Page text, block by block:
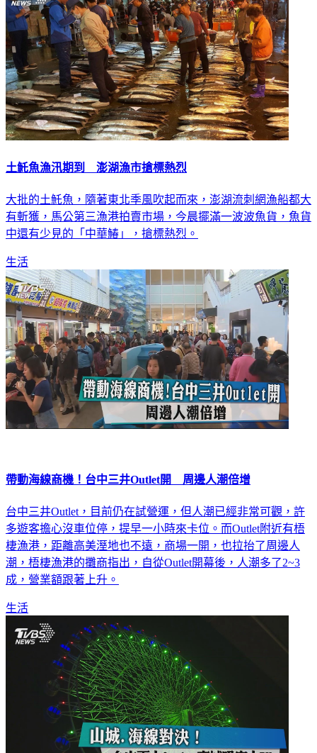
土魠魚漁汛期到 澎湖漁市搶標熱烈
大批的土魠魚，隨著東北季風吹起而來，澎湖流刺網漁船都大
有斬獲，馬公第三漁港拍賣市場，今晨擺滿一波波魚貨，魚貨
中還有少見的「中華鰆」，搶標熱烈。
生活
帶動海線商機！台中三井Outlet開 周邊人潮倍增
台中三井Outlet，目前仍在試營運，但人潮已經非常可觀，許
多遊客擔心沒車位停，提早一小時來卡位。而Outlet附近有梧
棲漁港，距離高美溼地也不遠，商場一開，也拉抬了周邊人
潮，梧棲漁港的攤商指出，自從Outlet開幕後，人潮多了2~3
成，營業額跟著上升。
生活